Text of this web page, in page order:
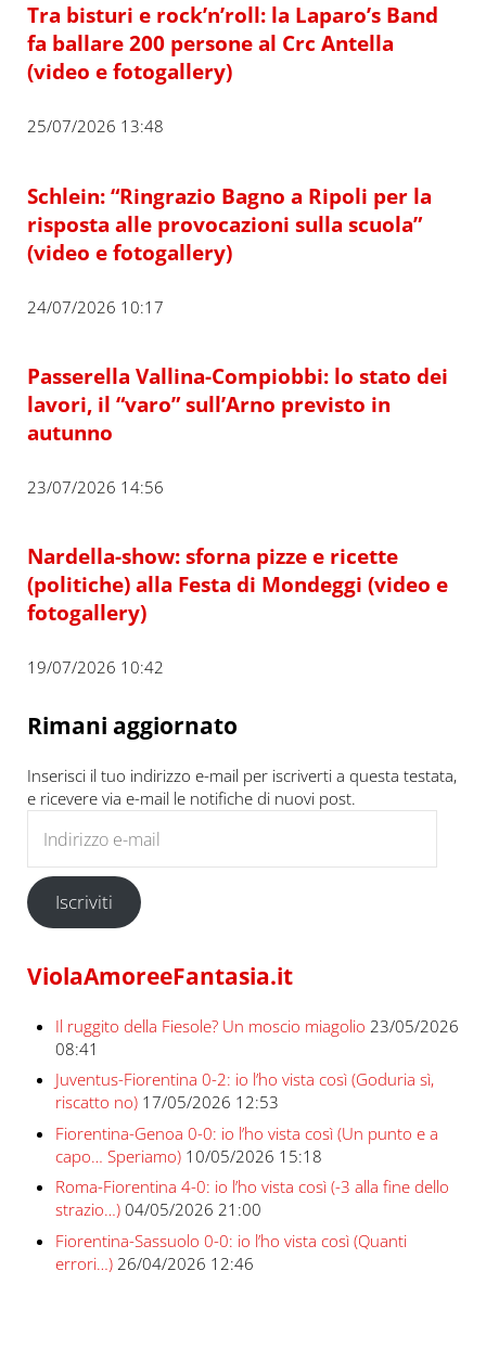
Tra bisturi e rock’n’roll: la Laparo’s Band
fa ballare 200 persone al Crc Antella
(video e fotogallery)
25/07/2026 13:48
Schlein: “Ringrazio Bagno a Ripoli per la
risposta alle provocazioni sulla scuola”
(video e fotogallery)
24/07/2026 10:17
Passerella Vallina-Compiobbi: lo stato dei
lavori, il “varo” sull’Arno previsto in
autunno
23/07/2026 14:56
Nardella-show: sforna pizze e ricette
(politiche) alla Festa di Mondeggi (video e
fotogallery)
19/07/2026 10:42
Rimani aggiornato
Inserisci il tuo indirizzo e-mail per iscriverti a questa testata,
e ricevere via e-mail le notifiche di nuovi post.
Iscriviti
ViolaAmoreeFantasia.it
Il ruggito della Fiesole? Un moscio miagolio 23/05/2026
08:41
Juventus-Fiorentina 0-2: io l’ho vista così (Goduria sì,
riscatto no) 17/05/2026 12:53
Fiorentina-Genoa 0-0: io l’ho vista così (Un punto e a
capo… Speriamo) 10/05/2026 15:18
Roma-Fiorentina 4-0: io l’ho vista così (-3 alla fine dello
strazio…) 04/05/2026 21:00
Fiorentina-Sassuolo 0-0: io l’ho vista così (Quanti
errori…) 26/04/2026 12:46